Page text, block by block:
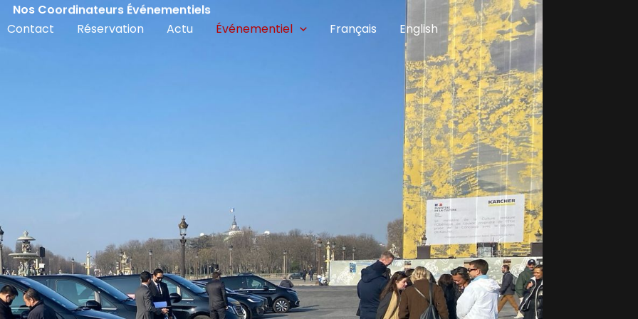
Contact Réservation Actu Événementiel Français English
Nos Coordinateurs Événementiels